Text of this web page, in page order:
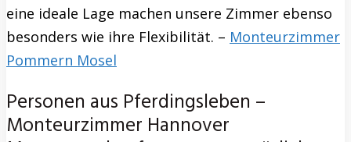
eine ideale Lage machen unsere Zimmer ebenso
besonders wie ihre Flexibilität. – Monteurzimmer
Pommern Mosel
Personen aus Pferdingsleben –
Monteurzimmer Hannover